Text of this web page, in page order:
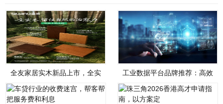
全友家居实木新品上市，全实
工业数据平台品牌推荐：高效